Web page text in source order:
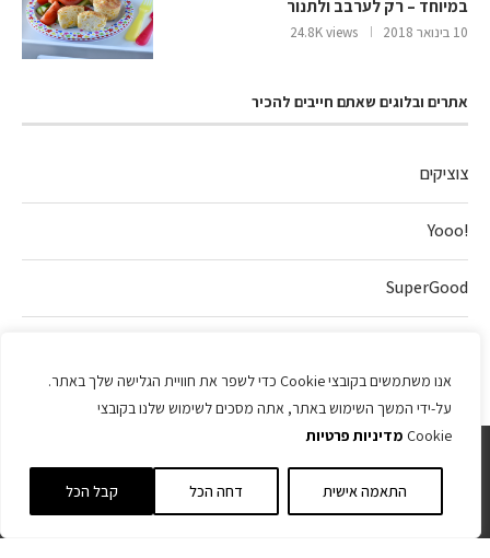
אנו משתמשים בקובצי Cookie כדי לשפר את חוויית הגלישה שלך באתר.
על-ידי המשך השימוש באתר, אתה מסכים לשימוש שלנו בקובצי
Cookie מדיניות פרטיות
התאמה אישית דחה הכל קבל הכל
במיוחד – רק לערבב ולתנור
10 בינואר 2018 24.8K views
אתרים ובלוגים שאתם חייבים להכיר
צוציקים
!Yooo
SuperGood